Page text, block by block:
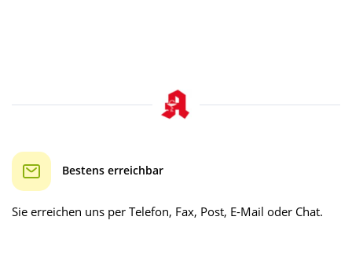
Bestens erreichbar
Sie erreichen uns per Telefon, Fax, Post, E-Mail oder Chat.